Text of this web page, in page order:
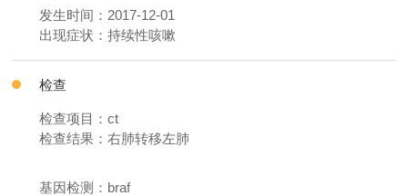
发生时间：2017-12-01
出现症状：持续性咳嗽
检查
检查项目：ct
检查结果：右肺转移左肺
基因检测：braf